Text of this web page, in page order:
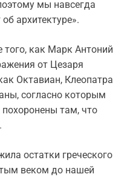
мы навсегда
архитектуре».
того, как Марк Антоний
от Цезаря
Октавиан, Клеопатра
согласно которым
там, что
остатки греческого
веком до нашей